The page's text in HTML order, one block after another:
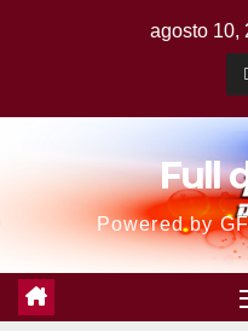
agosto 10,
Full
Powered by